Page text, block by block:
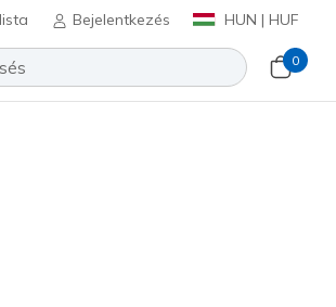
Bejelentkezés HUN | HUF
0